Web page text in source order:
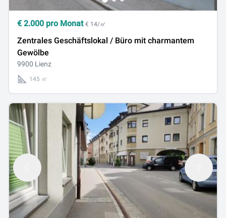
€ 2.000 pro Monat € 14/㎡
Zentrales Geschäftslokal / Büro mit charmantem
Gewölbe
9900 Lienz
145 ㎡